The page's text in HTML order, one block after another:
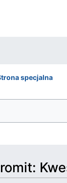
specjalna